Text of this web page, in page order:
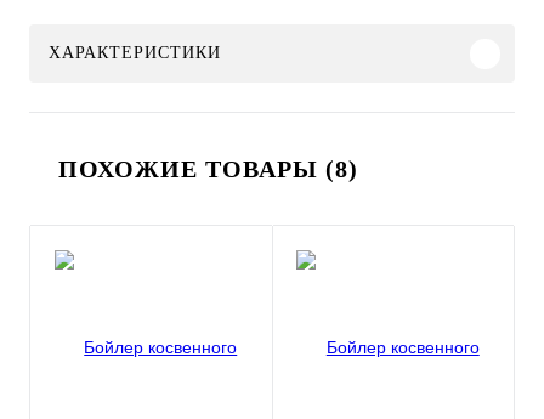
ХАРАКТЕРИСТИКИ
ПОХОЖИЕ ТОВАРЫ (8)